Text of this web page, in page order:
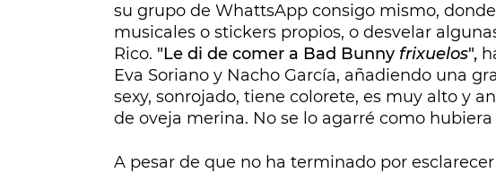
su grupo de WhattsApp consigo mismo,
musicales o stickers propios, o desvelar
Rico. "Le di de comer a Bad Bunny frixuelos",
Eva Soriano y Nacho García, añadiendo una
sexy, sonrojado, tiene colorete, es muy alto y
de oveja merina. No se lo agarré como hubiera
A pesar de que no ha terminado por